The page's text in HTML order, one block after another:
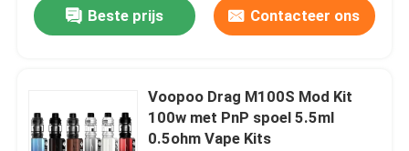
Beste prijs Contacteer ons
Voopoo Drag M100S Mod Kit
100w met PnP spoel 5.5ml
0.5ohm Vape Kits